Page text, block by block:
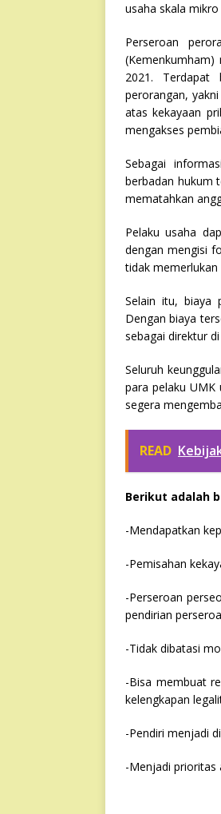
usaha skala
Perseroan
2021. Terdapat
perorangan,
atas kekayaan
mengakses
Sebagai
berbadan hukum
mematahkan
Pelaku usaha
dengan mengisi
tidak
Selain itu, biaya
Dengan biaya
sebagai direktur
Seluruh
para pelaku UMK
segera
READ
Berikut adalah
-Mendapatkan
-Pemisahan
-Perseroan
pendirian
-Tidak dibatasi
-Bisa membuat
kelengkapan
-Pendiri menjadi
-Menjadi prioritas